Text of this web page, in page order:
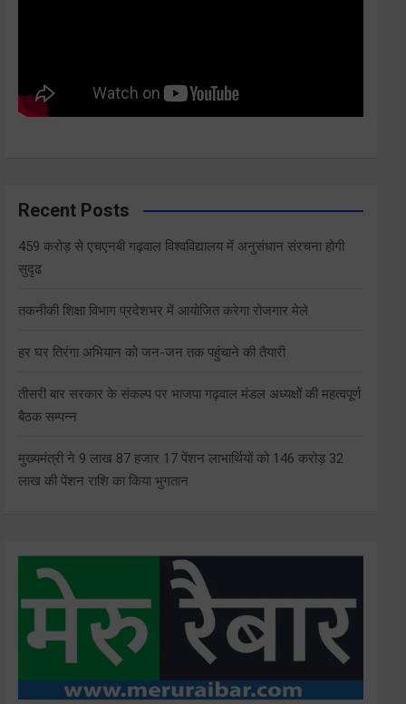
Recent Posts
459 करोड़ से एचएनबी गढ़वाल विश्वविद्यालय में अनुसंधान संरचना होगी
सुदृढ
तकनीकी शिक्षा विभाग प्रदेशभर में आयोजित करेगा रोजगार मेले
हर घर तिरंगा अभियान को जन-जन तक पहुंचाने की तैयारी
तीसरी बार सरकार के संकल्प पर भाजपा गढ़वाल मंडल अध्यक्षों की महत्वपूर्ण
बैठक सम्पन्न
मुख्यमंत्री ने 9 लाख 87 हजार 17 पेंशन लाभार्थियों को 146 करोड़ 32
लाख की पेंशन राशि का किया भुगतान